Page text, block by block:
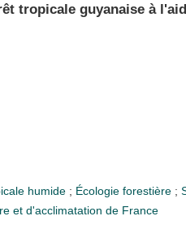
tropicale guyanaise à
humide ; Écologie forestière ;
et d'acclimatation de France